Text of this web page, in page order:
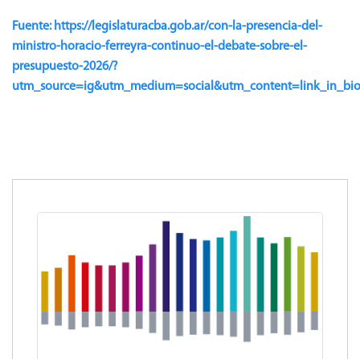
Fuente: https://legislaturacba.gob.ar/con-la-presencia-del-
ministro-horacio-ferreyra-continuo-el-debate-sobre-el-
presupuesto-2026/?